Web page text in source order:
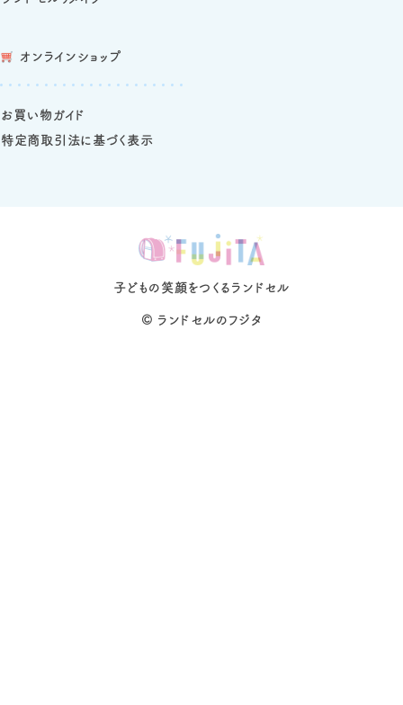
オンラインショップ
お買い物ガイド
特定商取引法に基づく表示
子どもの笑顔をつくるランドセル
© ランドセルのフジタ